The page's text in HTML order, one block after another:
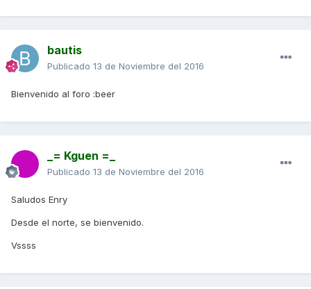
bautis
Publicado 13 de Noviembre del 2016
Bienvenido al foro :beer
_= Kguen =_
Publicado 13 de Noviembre del 2016
Saludos Enry
Desde el norte, se bienvenido.
Vssss